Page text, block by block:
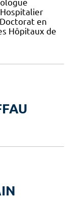
en
Hôpitaux de